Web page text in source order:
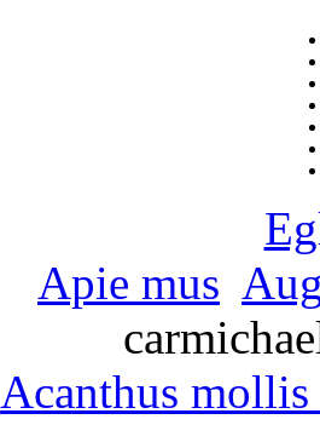
Apie mus
Acanthus mollis